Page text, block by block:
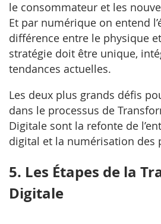
le consommateur et les
Et par numérique on entend
différence entre le physique
stratégie doit être unique,
tendances actuelles.
Les deux plus grands défis
dans le processus de
Digitale sont la refonte de
digital et la numérisation des
5. Les Étapes de la
Digitale